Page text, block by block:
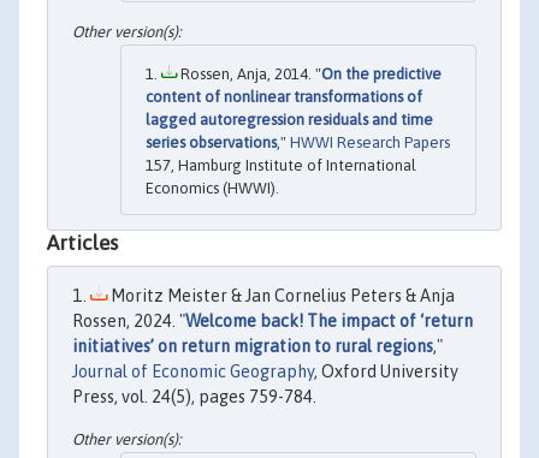
Rossen, Anja, 2014. "On the predictive
content of nonlinear transformations of
lagged autoregression residuals and time
series observations," HWWI Research Papers
157, Hamburg Institute of International
Economics (HWWI).
Articles
Moritz Meister & Jan Cornelius Peters & Anja
Rossen, 2024. "Welcome back! The impact of ‘return
initiatives’ on return migration to rural regions,"
Journal of Economic Geography, Oxford University
Press, vol. 24(5), pages 759-784.